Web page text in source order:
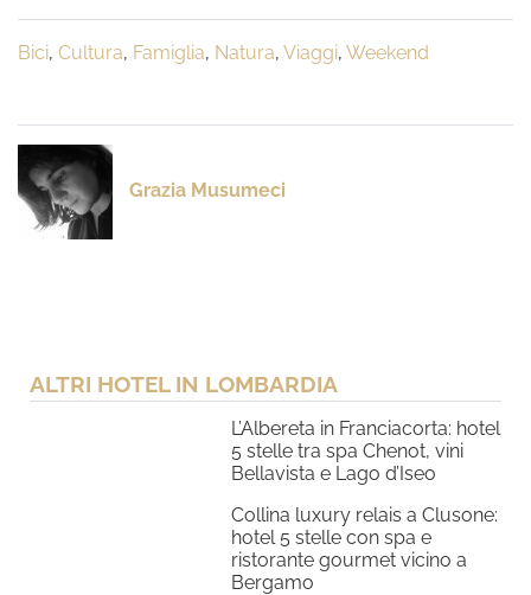
Bici, Cultura, Famiglia, Natura, Viaggi, Weekend
Grazia Musumeci
ALTRI HOTEL IN LOMBARDIA
L’Albereta in Franciacorta: hotel
5 stelle tra spa Chenot, vini
Bellavista e Lago d’Iseo
Collina luxury relais a Clusone:
hotel 5 stelle con spa e
ristorante gourmet vicino a
Bergamo